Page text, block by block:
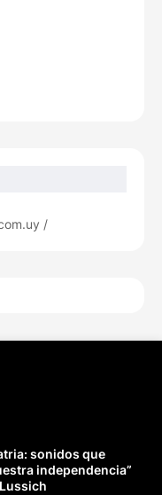
/
sonidos que
independencia”